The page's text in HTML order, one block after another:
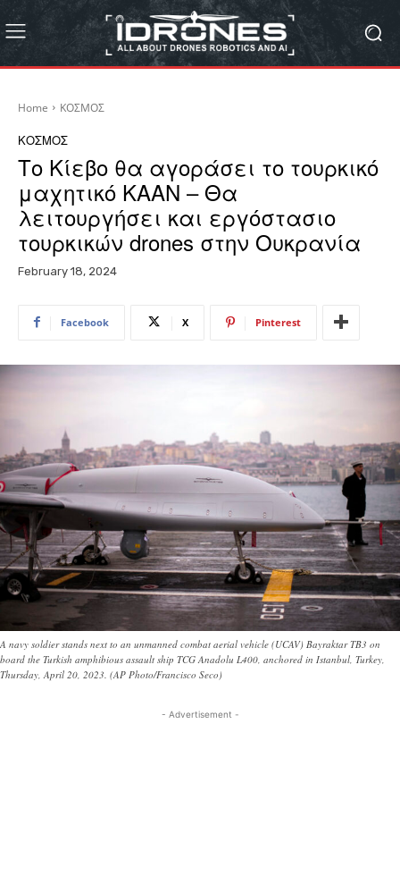
Home ΚΟΣΜΟΣ
ΚΟΣΜΟΣ
Το Κίεβο θα αγοράσει το τουρκικό
μαχητικό ΚΑΑΝ – Θα
λειτουργήσει και εργόστασιο
τουρκικών drones στην Ουκρανία
February 18, 2024
Facebook X Pinterest
A navy soldier stands next to an unmanned combat aerial vehicle (UCAV) Bayraktar TB3 on
board the Turkish amphibious assault ship TCG Anadolu L400, anchored in Istanbul, Turkey,
Thursday, April 20, 2023. (AP Photo/Francisco Seco)
- Advertisement -